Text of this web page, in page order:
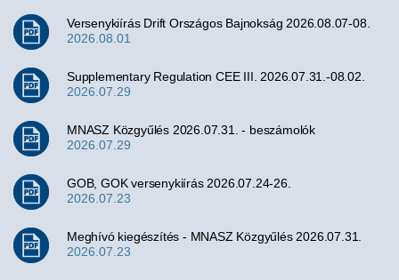
Versenykiírás Drift Országos Bajnokság 2026.08.07-08.
2026.08.01
Supplementary Regulation CEE III. 2026.07.31.-08.02.
2026.07.29
MNASZ Közgyűlés 2026.07.31. - beszámolók
2026.07.29
GOB, GOK versenykiírás 2026.07.24-26.
2026.07.23
Meghívó kiegészítés - MNASZ Közgyűlés 2026.07.31.
2026.07.23